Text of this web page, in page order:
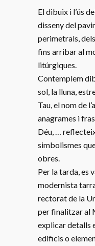
El dibuix i l’ús
disseny del
perimetrals,
fins arribar al
litúrgiques.
Contemplem
sol, la lluna,
Tau, el nom de
anagrames i
Déu, …
simbolismes
obres.
Per la tarda, es
modernista
rectorat de la
per finalitzar al
explicar detalls
edificis o